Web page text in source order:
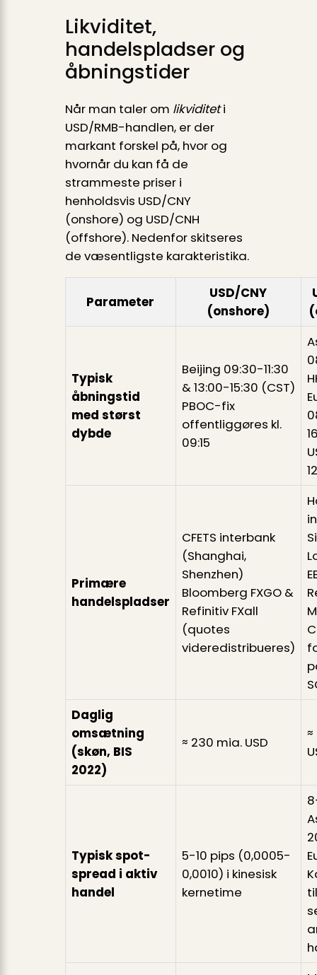
Likviditet,
handelspladser og
åbningstider
Når man taler om likviditeti
USD/RMB-handlen, er der
markant forskel på, hvor og
hvornår du kan få de
strammeste priser i
henholdsvis USD/CNY
(onshore) og USD/CNH
(offshore). Nedenfor skitseres
de væsentligste karakteristika.
Parameter
USD/CNY
(onshore)
Typisk
åbningstid
med størst
dybde
Beijing 09:30-11:30
& 13:00-15:30 (CST)
PBOC-fix
offentliggøres kl.
09:15
Primære
handelspladser
CFETS interbank
(Shanghai,
Shenzhen)
Bloomberg FXGO &
Refinitiv FXall
(quotes
videredistribueres)
Daglig
omsætning
(skøn, BIS
2022)
≈ 230 mia. USD
Typisk spot-
spread i aktiv
handel
5-10 pips (0,0005-
0,0010) i kinesisk
kernetime